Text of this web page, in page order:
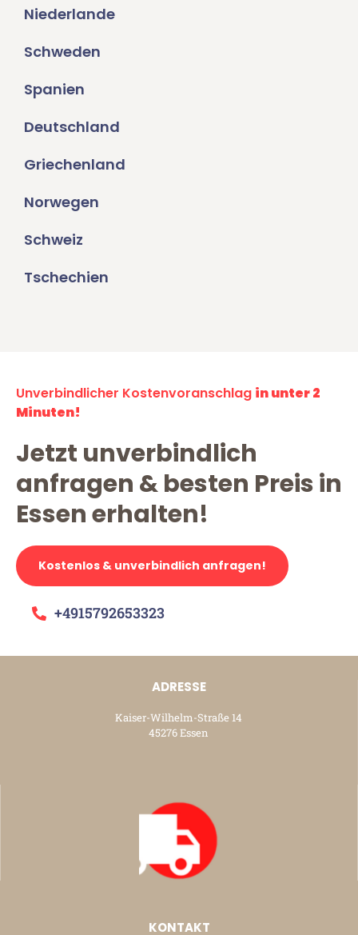
Niederlande
Schweden
Spanien
Deutschland
Griechenland
Norwegen
Schweiz
Tschechien
Unverbindlicher Kostenvoranschlag in unter 2
Minuten!
Jetzt unverbindlich
anfragen & besten Preis in
Essen erhalten!
Kostenlos & unverbindlich anfragen!
+4915792653323
ADRESSE
Kaiser-Wilhelm-Straße 14
45276 Essen
KONTAKT